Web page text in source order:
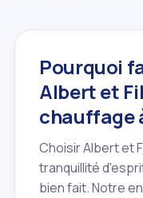
Pourquoi
Albert et
chauffage
Choisir Albert et
tranquillité
bien fait. Notre